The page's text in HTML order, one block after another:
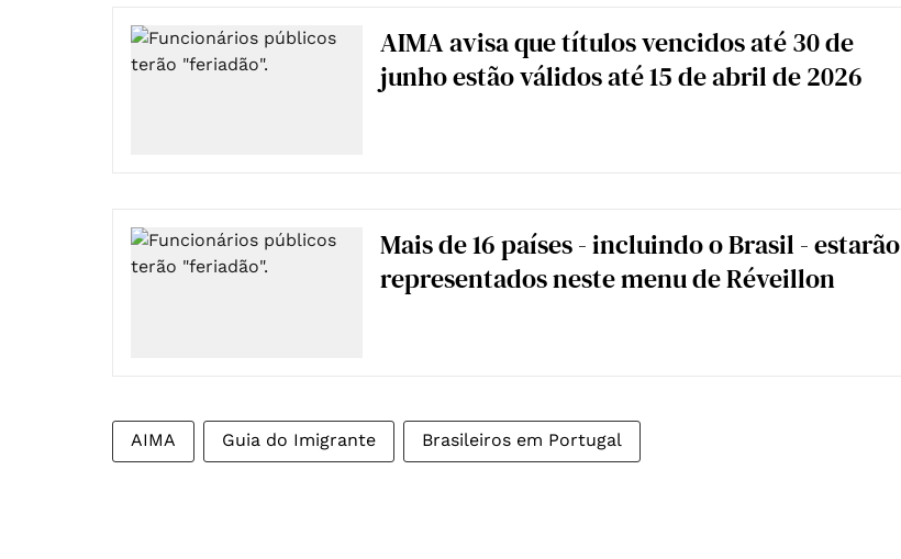
AIMA avisa que títulos vencidos até 30 de
junho estão válidos até 15 de abril de 2026
Mais de 16 países - incluindo o Brasil - estarão
representados neste menu de Réveillon
AIMA Guia do Imigrante Brasileiros em Portugal